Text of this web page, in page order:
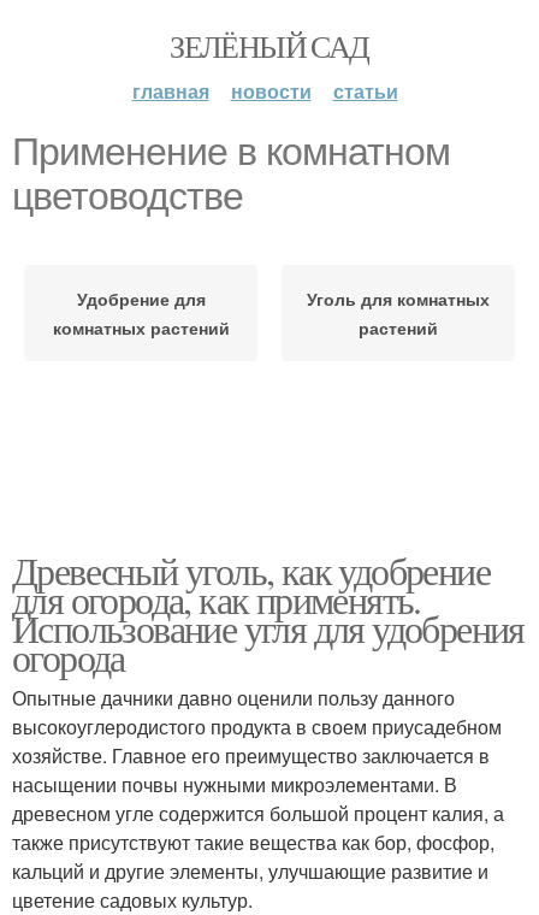
ЗЕЛЁНЫЙ САД
главная новости статьи
Применение в комнатном
цветоводстве
Удобрение для
комнатных растений
Уголь для комнатных
растений
Древесный уголь, как удобрение
для огорода, как применять.
Использование угля для удобрения
огорода
Опытные дачники давно оценили пользу данного
высокоуглеродистого продукта в своем приусадебном
хозяйстве. Главное его преимущество заключается в
насыщении почвы нужными микроэлементами. В
древесном угле содержится большой процент калия, а
также присутствуют такие вещества как бор, фосфор,
кальций и другие элементы, улучшающие развитие и
цветение садовых культур.